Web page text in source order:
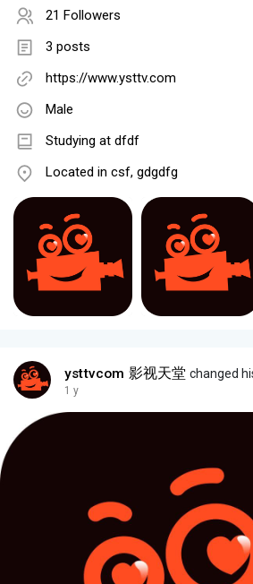
21 Followers
3 posts
https://www.ysttv.com
Male
Studying at dfdf
Located in csf, gdgdfg
ysttvcom 影视天堂 changed
1 y